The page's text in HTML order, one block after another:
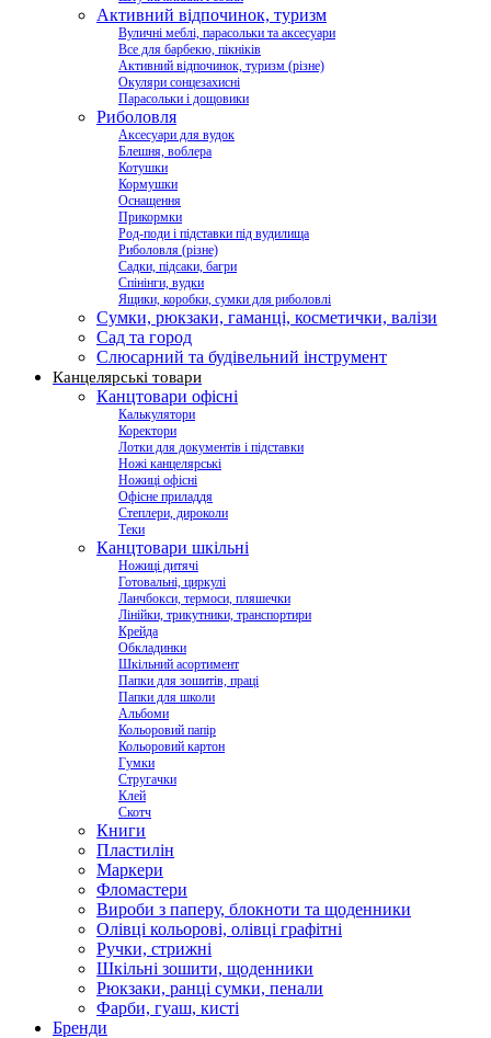
Активний відпочинок, туризм
Вуличні меблі, парасольки та аксесуари
Все для барбекю, пікніків
Активний відпочинок, туризм (різне)
Окуляри сонцезахисні
Парасольки і дощовики
Риболовля
Аксесуари для вудок
Блешня, воблера
Котушки
Кормушки
Оснащення
Прикормки
Род-поди і підставки під вудилища
Риболовля (різне)
Садки, підсаки, багри
Спінінги, вудки
Ящики, коробки, сумки для риболовлі
Сумки, рюкзаки, гаманці, косметички, валізи
Сад та город
Слюсарний та будівельний інструмент
Канцелярські товари
Канцтовари офісні
Калькулятори
Коректори
Лотки для документів і підставки
Ножі канцелярські
Ножиці офісні
Офісне приладдя
Степлери, дироколи
Теки
Канцтовари шкільні
Ножиці дитячі
Готовальні, циркулі
Ланчбокси, термоси, пляшечки
Лінійки, трикутники, транспортири
Крейда
Обкладинки
Шкільний асортимент
Папки для зошитів, праці
Папки для школи
Альбоми
Кольоровий папір
Кольоровий картон
Гумки
Стругачки
Клей
Скотч
Книги
Пластилін
Маркери
Фломастери
Вироби з паперу, блокноти та щоденники
Олівці кольорові, олівці графітні
Ручки, стрижні
Шкільні зошити, щоденники
Рюкзаки, ранці сумки, пенали
Фарби, гуаш, кисті
Бренди